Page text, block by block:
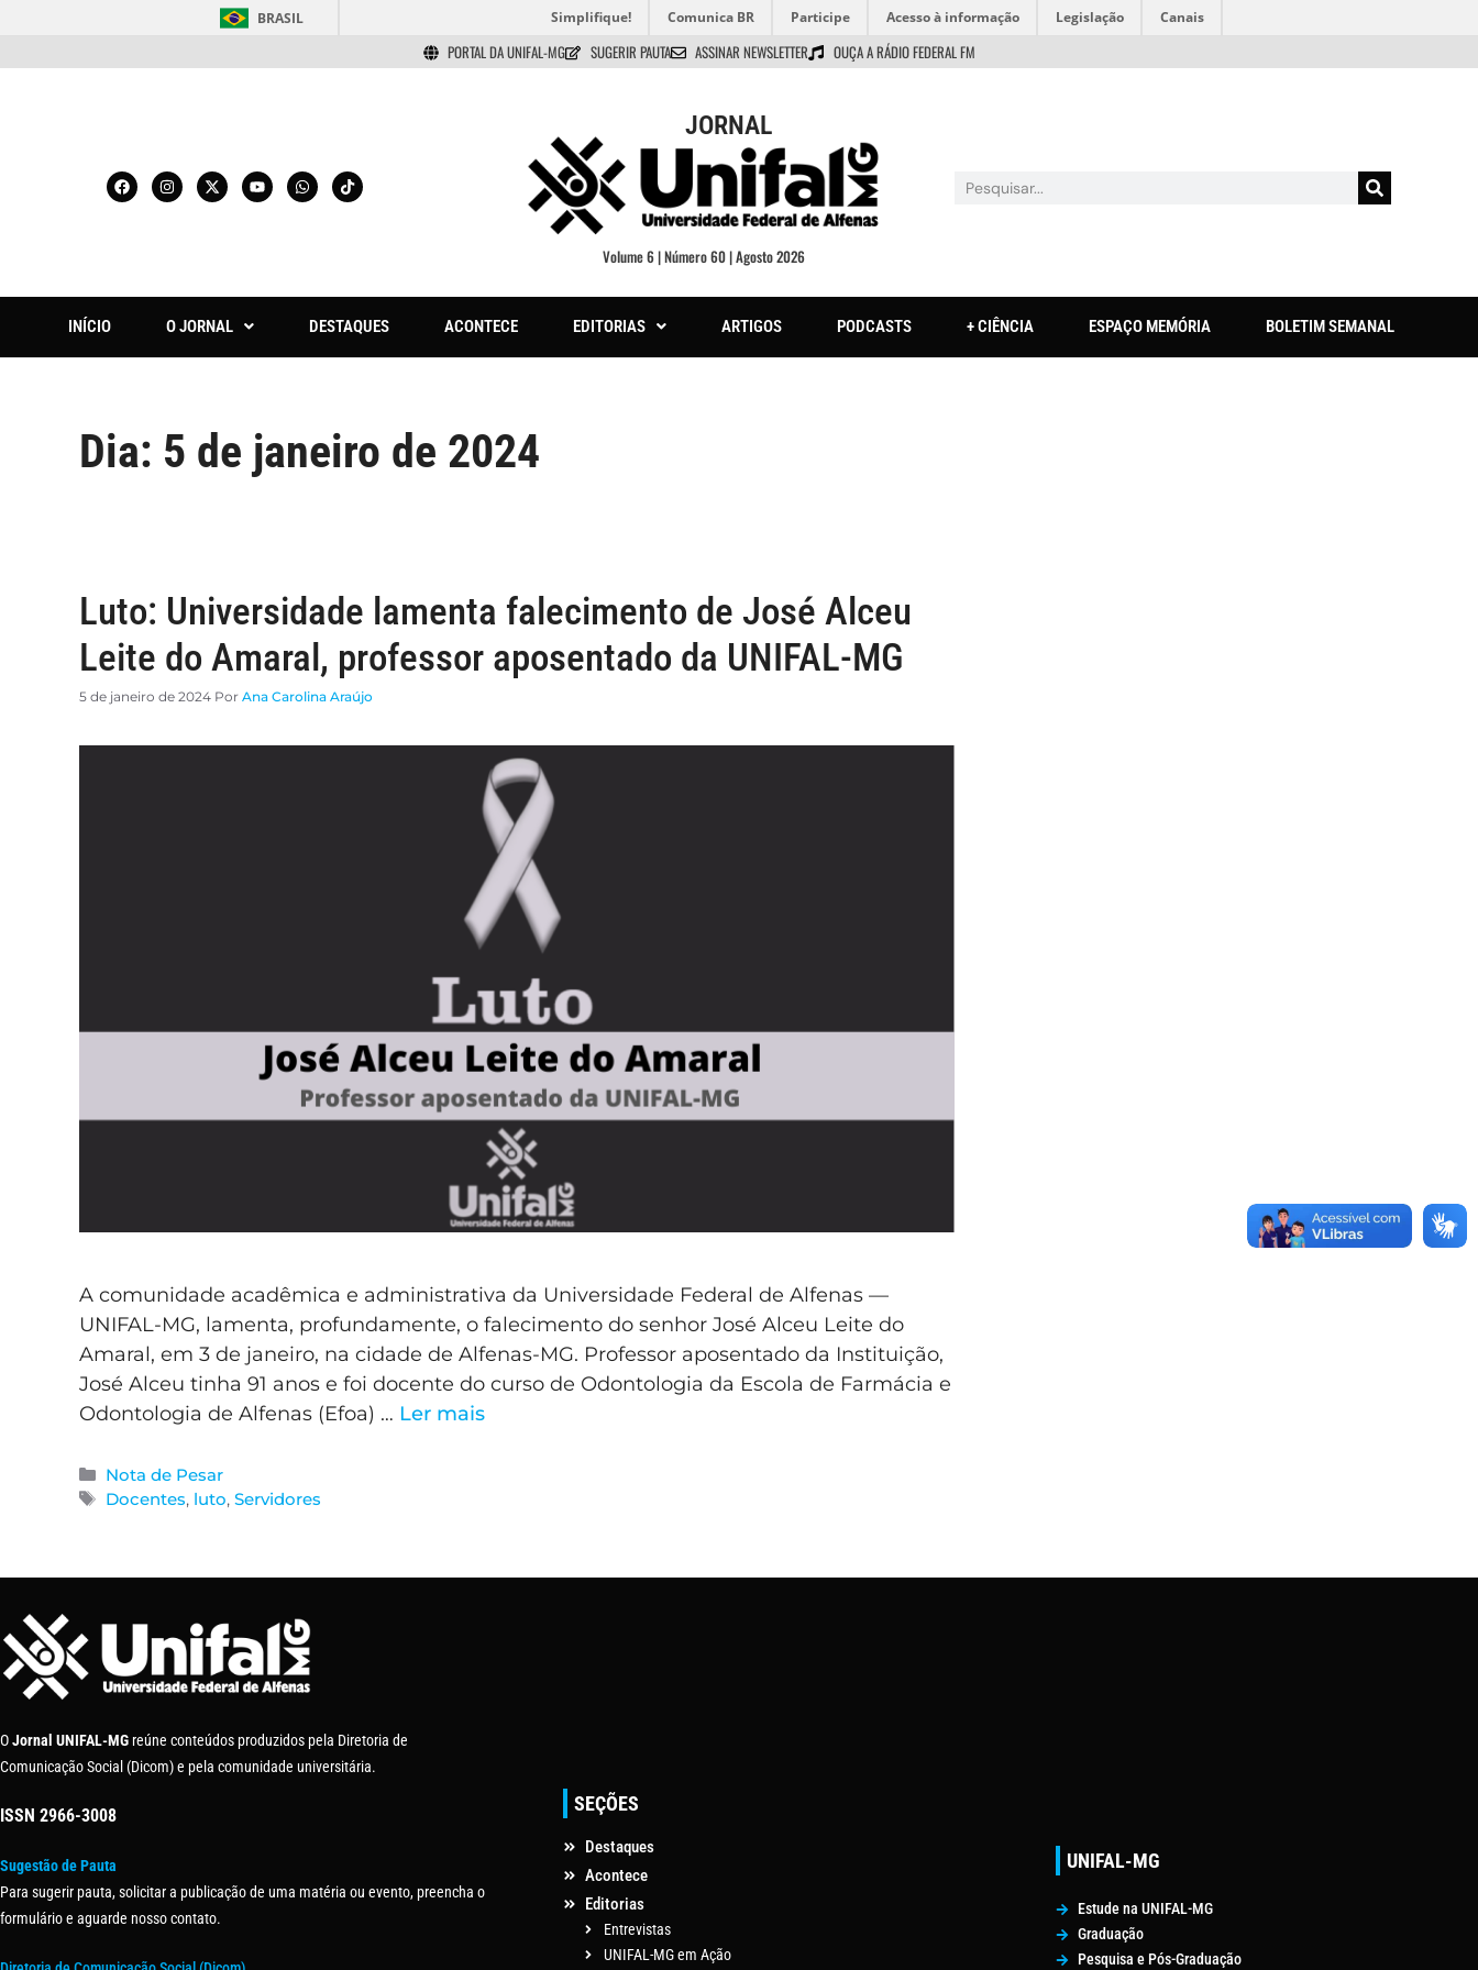
BRASIL Simplifique! Comunica BR Participe Acesso à informação Legislação Canais
PORTAL DA UNIFAL-MG SUGERIR PAUTA ASSINAR NEWSLETTER OUÇA A RÁDIO FEDERAL FM
JORNAL
Volume 6 | Número 60 | Agosto 2026
INÍCIO O JORNAL DESTAQUES ACONTECE EDITORIAS ARTIGOS PODCASTS + CIÊNCIA ESPAÇO MEMÓRIA BOLETIM SEMANAL
Dia: 5 de janeiro de 2024
Luto: Universidade lamenta falecimento de José Alceu
Leite do Amaral, professor aposentado da UNIFAL-MG
5 de janeiro de 2024 Por Ana Carolina Araújo
A comunidade acadêmica e administrativa da Universidade Federal de Alfenas —
UNIFAL-MG, lamenta, profundamente, o falecimento do senhor José Alceu Leite do
Amaral, em 3 de janeiro, na cidade de Alfenas-MG. Professor aposentado da Instituição,
José Alceu tinha 91 anos e foi docente do curso de Odontologia da Escola de Farmácia e
Odontologia de Alfenas (Efoa) … Ler mais
Nota de Pesar
Docentes, luto,Servidores
OJornal UNIFAL-MG reúne conteúdos produzidos pela Diretoria de
Comunicação Social (Dicom) e pela comunidade universitária.
ISSN 2966-3008
Sugestão de Pauta
Para sugerir pauta, solicitar a publicação de uma matéria ou evento, preencha o
formulário e aguarde nosso contato.
SEÇÕES
Destaques
Acontece
Editorias
Entrevistas
UNIFAL-MG em Ação
UNIFAL-MG
Estude na UNIFAL-MG
Graduação
Pesquisa e Pós-Graduação